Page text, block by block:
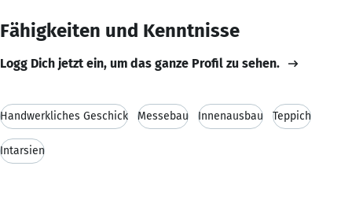
Fähigkeiten und Kenntnisse
Logg Dich jetzt ein, um das ganze Profil zu sehen.
Handwerkliches Geschick Messebau Innenausbau Teppich
Intarsien